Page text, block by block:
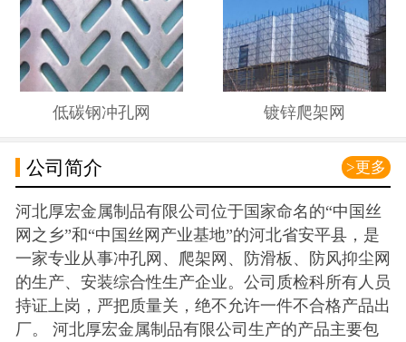
低碳钢冲孔网 镀锌爬架网
>更多
公司简介
河北厚宏金属制品有限公司位于国家命名的“中国丝
网之乡”和“中国丝网产业基地”的河北省安平县，是
一家专业从事冲孔网、爬架网、防滑板、防风抑尘网
的生产、安装综合性生产企业。公司质检科所有人员
持证上岗，严把质量关，绝不允许一件不合格产品出
厂。 河北厚宏金属制品有限公司生产的产品主要包